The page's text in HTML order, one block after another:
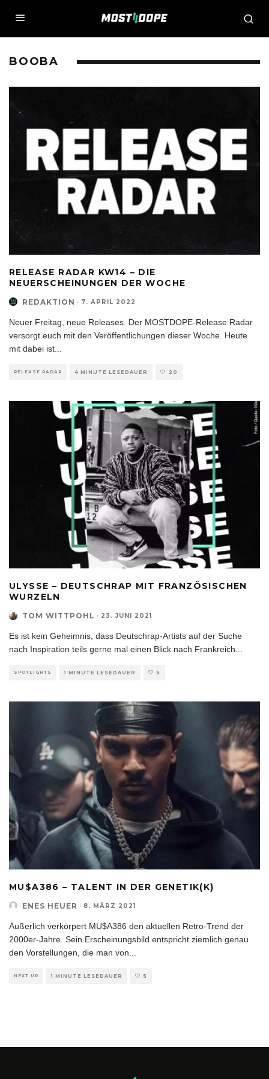
BOOBA
RELEASE RADAR KW14 – DIE
NEUERSCHEINUNGEN DER WOCHE
REDAKTION · 7. APRIL 2022
Neuer Freitag, neue Releases. Der MOSTDOPE-Release Radar
versorgt euch mit den Veröffentlichungen dieser Woche. Heute
mit dabei ist
RELEASE RADAR 4 MINUTE LESEDAUER 20
ULYSSE – DEUTSCHRAP MIT FRANZÖSISCHEN
WURZELN
TOM WITTPOHL · 23. JUNI 2021
Es ist kein Geheimnis, dass Deutschrap-Artists auf der Suche
nach Inspiration teils gerne mal einen Blick nach Frankreich...
SPOTLIGHTS 1 MINUTE LESEDAUER 5
MU$A386 – TALENT IN DER GENETIK(K)
ENES HEUER · 8. MÄRZ 2021
Äußerlich verkörpert MU$A386 den aktuellen Retro-Trend der
2000er-Jahre. Sein Erscheinungsbild entspricht ziemlich genau
den Vorstellungen, die man von
NEXT UP 1 MINUTE LESEDAUER 5